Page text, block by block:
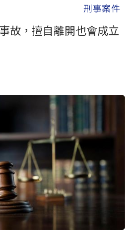
刑事案件
故，擅自離開也會成立